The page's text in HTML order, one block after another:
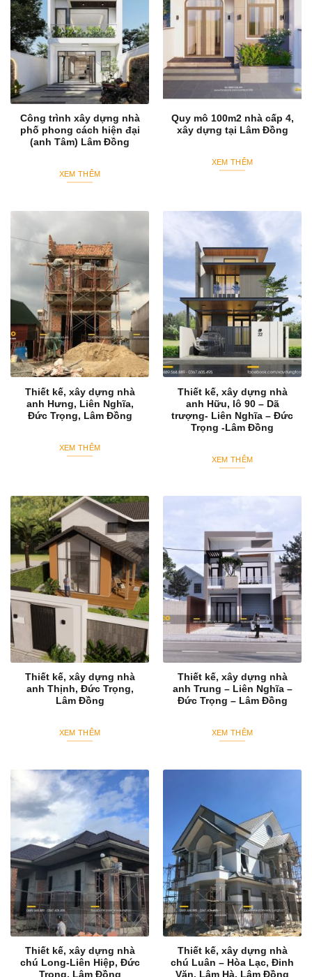
Công trình xây dựng nhà
phố phong cách hiện đại
(anh Tâm) Lâm Đồng
XEM THÊM
Quy mô 100m2 nhà cấp 4,
xây dựng tại Lâm Đồng
XEM THÊM
Thiết kế, xây dựng nhà
anh Hưng, Liên Nghĩa,
Đức Trọng, Lâm Đồng
XEM THÊM
Thiết kế, xây dựng nhà
anh Hữu, lô 90 – Dã
trượng- Liên Nghĩa – Đức
Trọng -Lâm Đồng
XEM THÊM
Thiết kế, xây dựng nhà
anh Thịnh, Đức Trọng,
Lâm Đồng
XEM THÊM
Thiết kế, xây dựng nhà
anh Trung – Liên Nghĩa –
Đức Trọng – Lâm Đồng
XEM THÊM
Thiết kế, xây dựng nhà
chú Long-Liên Hiệp, Đức
Trọng, Lâm Đồng
Thiết kế, xây dựng nhà
chú Luân – Hòa Lạc, Đinh
Văn, Lâm Hà, Lâm Đồng